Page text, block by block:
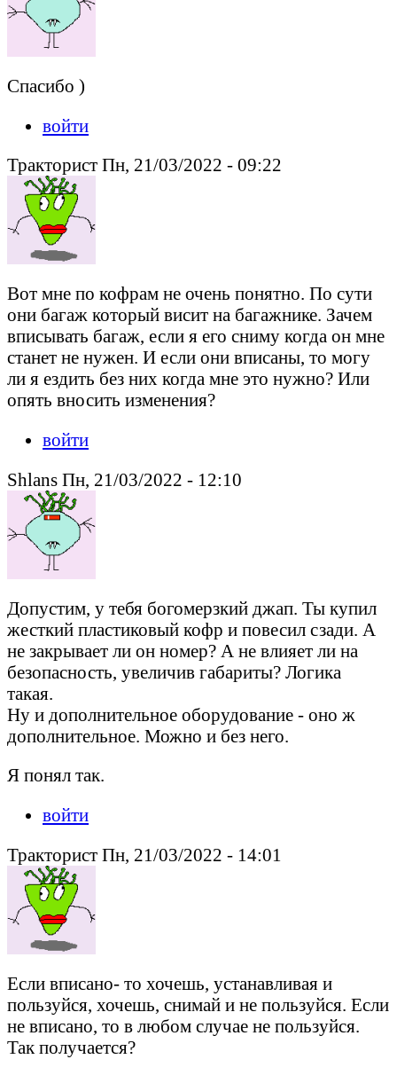
Спасибо )
войти
Тракторист Пн, 21/03/2022 - 09:22
Вот мне по кофрам не очень понятно. По сути
они багаж который висит на багажнике. Зачем
вписывать багаж, если я его сниму когда он мне
станет не нужен. И если они вписаны, то могу
ли я ездить без них когда мне это нужно? Или
опять вносить изменения?
войти
Shlans Пн, 21/03/2022 - 12:10
Допустим, у тебя богомерзкий джап. Ты купил
жесткий пластиковый кофр и повесил сзади. А
не закрывает ли он номер? А не влияет ли на
безопасность, увеличив габариты? Логика
такая.
Ну и дополнительное оборудование - оно ж
дополнительное. Можно и без него.
Я понял так.
войти
Тракторист Пн, 21/03/2022 - 14:01
Если вписано- то хочешь, устанавливая и
пользуйся, хочешь, снимай и не пользуйся. Если
не вписано, то в любом случае не пользуйся.
Так получается?